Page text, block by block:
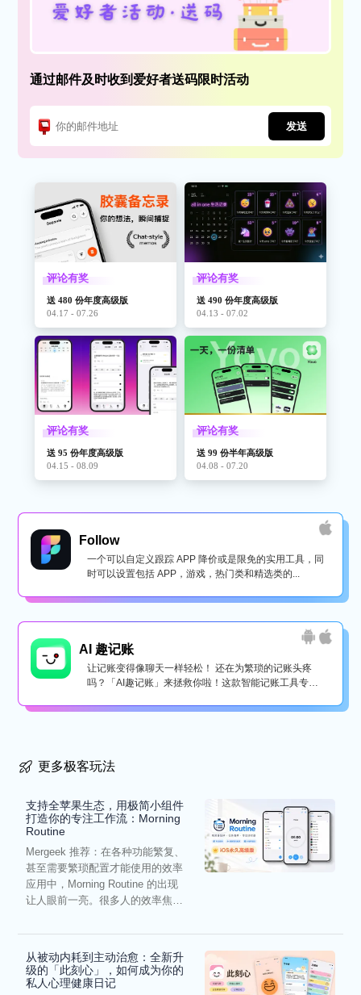
通过邮件及时收到爱好者送码限时活动
发送
评论有奖
送 480 份年度高级版
04.17 - 07.26
评论有奖
送 490 份年度高级版
04.13 - 07.02
评论有奖
送 95 份年度高级版
04.15 - 08.09
评论有奖
送 99 份半年高级版
04.08 - 07.20
Follow
一个可以自定义跟踪 APP 降价或是限免的实用工具，同
时可以设置包括 APP，游戏，热门类和精选类的...
AI 趣记账
让记账变得像聊天一样轻松！ 还在为繁琐的记账头疼
吗？「AI趣记账」来拯救你啦！这款智能记账工具专为
更多极客玩法
支持全苹果生态，用极简小组件
打造你的专注工作流：Morning
Routine
Mergeek 推荐：在各种功能繁复、
甚至需要繁琐配置才能使用的效率
应用中，Morning Routine 的出现
让人眼前一亮。很多人的效率焦
从被动内耗到主动治愈：全新升
级的「此刻心」，如何成为你的
私人心理健康日记